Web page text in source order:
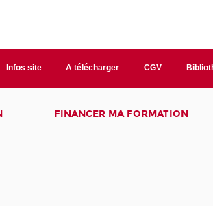
Infos site A télécharger CGV
FINANCER MA FORMATION